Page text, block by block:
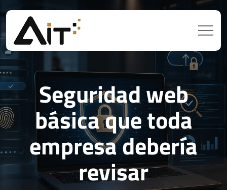
Seguridad web
básica que toda
empresa debería
revisar